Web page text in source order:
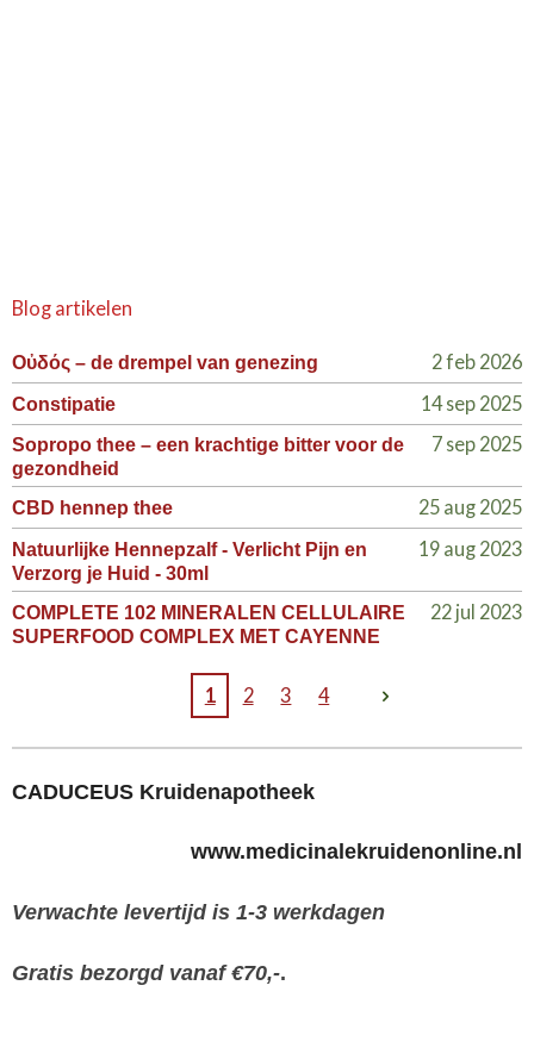
Blog artikelen
Οὐδός – de drempel van genezing 2 feb 2026
Constipatie 14 sep 2025
Sopropo thee – een krachtige bitter voor de
gezondheid
7 sep 2025
CBD hennep thee 25 aug 2025
Natuurlijke Hennepzalf - Verlicht Pijn en
Verzorg je Huid - 30ml
19 aug 2023
COMPLETE 102 MINERALEN CELLULAIRE
SUPERFOOD COMPLEX MET CAYENNE
22 jul 2023
1 2 3 4
CADUCEUS Kruidenapotheek
www.medicinalekruidenonline.nl
Verwachte levertijd is 1-3 werkdagen
Gratis bezorgd vanaf €70,-.